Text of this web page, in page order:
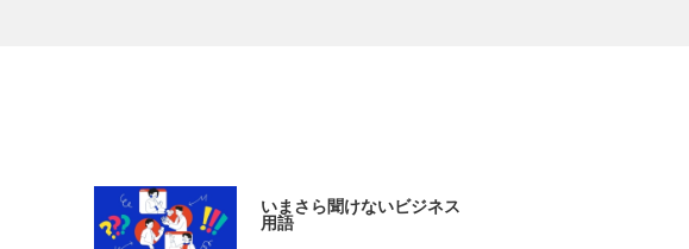
いまさら聞けないビジネス
用語